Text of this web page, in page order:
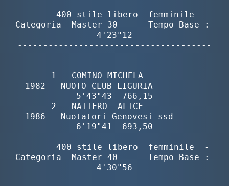
Protezione Civile
Qualità
Sostenibilità
Privacy
Cookie Policy
Archivio News
        400 stile libero  femminile  -
Categoria  Master 30      Tempo Base :
4'23"12
--------------------------------------
--------------------------------------
------------------
       1   COMINO MICHELA
1982   NUOTO CLUB LIGURIA
5'43"43  766,15
       2   NATTERO  ALICE
1986   Nuotatori Genovesi ssd
6'19"41  693,50
        400 stile libero  femminile  -
Categoria  Master 40      Tempo Base :
4'30"56
--------------------------------------